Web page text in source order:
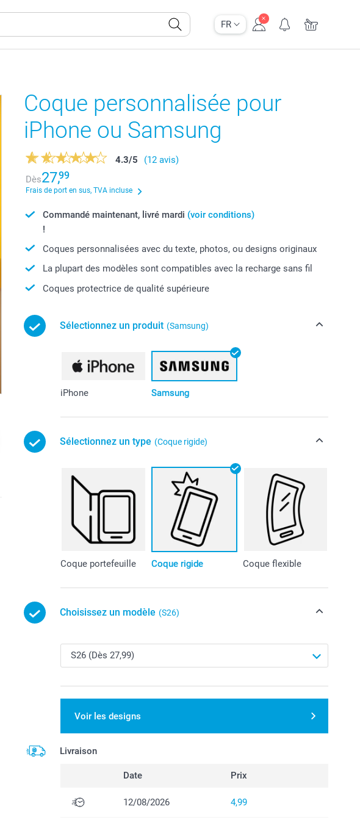
FR
Coque personnalisée pour
iPhone ou Samsung
4.3/5
(12 avis)
Dès27,99
Frais de port en sus, TVA incluse
Commandé maintenant, livré mardi (voir conditions)
!
Coques personnalisées avec du texte, photos, ou designs originaux
La plupart des modèles sont compatibles avec la recharge sans fil
Coques protectrice de qualité supérieure
Sélectionnez un produit (Samsung)
iPhone Samsung
Sélectionnez un type (Coque rigide)
Coque portefeuille Coque rigide Coque flexible
Choisissez un modèle (S26)
Voir les designs
Livraison
Date Prix
12/08/2026 4,99